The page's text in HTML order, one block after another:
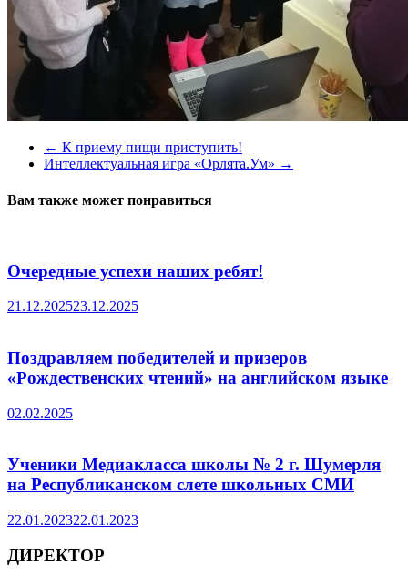
← К приему пищи приступить!
Интеллектуальная игра «Орлята.Ум» →
Вам также может понравиться
Очередные успехи наших ребят!
21.12.202523.12.2025
Поздравляем победителей и призеров
«Рождественских чтений» на английском языке
02.02.2025
Ученики Медиакласса школы № 2 г. Шумерля
на Республиканском слете школьных СМИ
22.01.202322.01.2023
ДИРЕКТОР